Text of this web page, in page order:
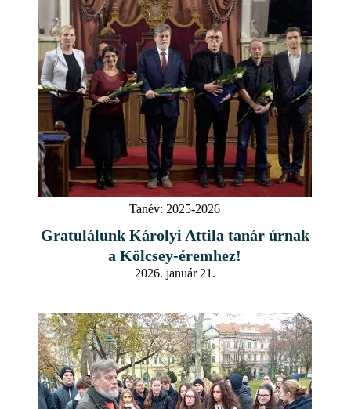
Tanév: 2025-2026
Gratulálunk Károlyi Attila tanár úrnak
a Kölcsey-éremhez!
2026. január 21.